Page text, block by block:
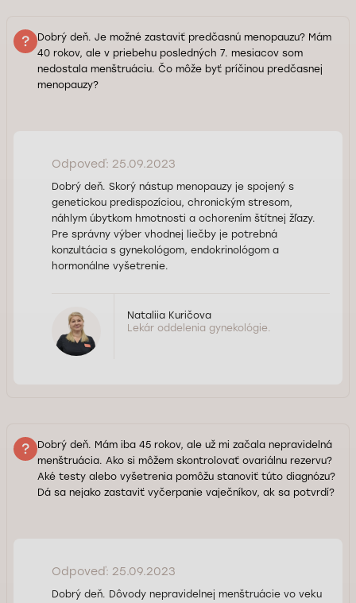
Dobrý deň. Je možné zastaviť predčasnú menopauzu? Mám
40 rokov, ale v priebehu posledných 7. mesiacov som
nedostala menštruáciu. Čo môže byť príčinou predčasnej
menopauzy?
Odpoveď: 25.09.2023
Dobrý deň. Skorý nástup menopauzy je spojený s
genetickou predispozíciou, chronickým stresom,
náhlym úbytkom hmotnosti a ochorením štítnej žľazy.
Pre správny výber vhodnej liečby je potrebná
konzultácia s gynekológom, endokrinológom a
hormonálne vyšetrenie.
Nataliia Kuričova
Lekár oddelenia gynekológie.
Dobrý deň. Mám iba 45 rokov, ale už mi začala nepravidelná
menštruácia. Ako si môžem skontrolovať ovariálnu rezervu?
Aké testy alebo vyšetrenia pomôžu stanoviť túto diagnózu?
Dá sa nejako zastaviť vyčerpanie vaječníkov, ak sa potvrdí?
Odpoveď: 25.09.2023
Dobrý deň. Dôvody nepravidelnej menštruácie vo veku